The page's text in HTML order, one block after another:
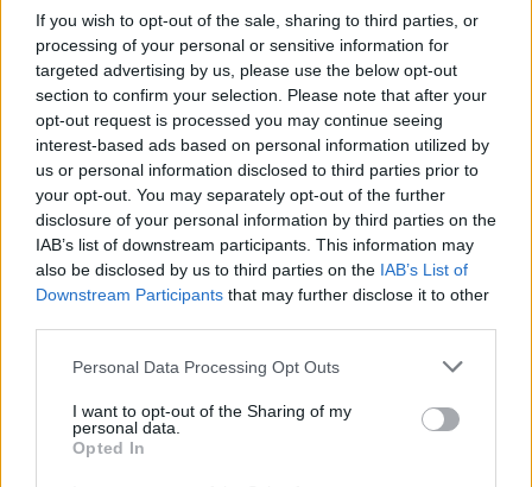
If you wish to opt-out of the sale, sharing to third parties, or
processing of your personal or sensitive information for
targeted advertising by us, please use the below opt-out
section to confirm your selection. Please note that after your
opt-out request is processed you may continue seeing
interest-based ads based on personal information utilized by
us or personal information disclosed to third parties prior to
your opt-out. You may separately opt-out of the further
disclosure of your personal information by third parties on the
IAB’s list of downstream participants. This information may
also be disclosed by us to third parties on the IAB’s List of
Downstream Participants that may further disclose it to other
Please note that this website/app uses one or more Google
not limited to your visit or usage behaviour. You may click to
grant or deny consent to Google and its third-party tags to
use your data for below specified purposes in below Google
Personal Data Processing Opt Outs
I want to opt-out of the Sharing of my
personal data.
Opted In
2023. december 26.08:00
Hiába a figyelmeztetés, kocsikat kellett menteni
az eláradt parkolóból
Győr | A Rába áradása miatt évente néhányszor lezárják
a Petőfi híd alatti ingyenes parkolót. Így történt
szombaton is.Maradt azonban egy-két autó, amelynek
gazdája nem hajtott ki a parkolóból. Végül tűzoltók
megtették ezt a vízben álló kocsikkal.